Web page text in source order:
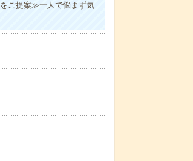
ご提案≫一人で悩まず気